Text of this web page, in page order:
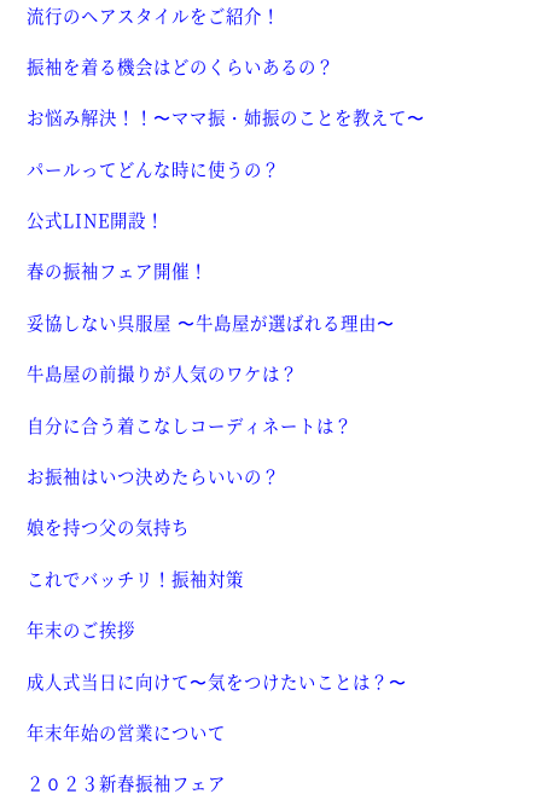
流行のヘアスタイルをご紹介！
振袖を着る機会はどのくらいあるの？
お悩み解決！！〜ママ振・姉振のことを教えて〜
パールってどんな時に使うの？
公式LINE開設！
春の振袖フェア開催！
妥協しない呉服屋 〜牛島屋が選ばれる理由〜
牛島屋の前撮りが人気のワケは？
自分に合う着こなしコーディネートは？
お振袖はいつ決めたらいいの？
娘を持つ父の気持ち
これでバッチリ！振袖対策
年末のご挨拶
成人式当日に向けて〜気をつけたいことは？〜
年末年始の営業について
２０２３新春振袖フェア